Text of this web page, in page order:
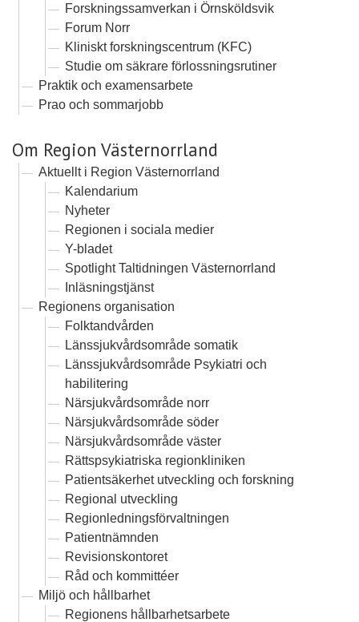
Forskningssamverkan i Örnsköldsvik
Forum Norr
Kliniskt forskningscentrum (KFC)
Studie om säkrare förlossningsrutiner
Praktik och examensarbete
Prao och sommarjobb
Om Region Västernorrland
Aktuellt i Region Västernorrland
Kalendarium
Nyheter
Regionen i sociala medier
Y-bladet
Spotlight Taltidningen Västernorrland
Inläsningstjänst
Regionens organisation
Folktandvården
Länssjukvårdsområde somatik
Länssjukvårdsområde Psykiatri och
habilitering
Närsjukvårdsområde norr
Närsjukvårdsområde söder
Närsjukvårdsområde väster
Rättspsykiatriska regionkliniken
Patientsäkerhet utveckling och forskning
Regional utveckling
Regionledningsförvaltningen
Patientnämnden
Revisionskontoret
Råd och kommittéer
Miljö och hållbarhet
Regionens hållbarhetsarbete